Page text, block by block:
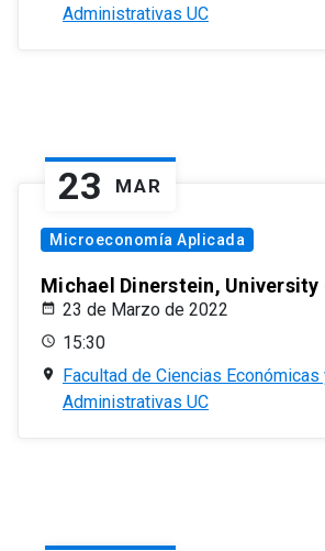
Administrativas UC
23 MAR
Microeconomía Aplicada
Michael Dinerstein, University
23 de Marzo de 2022
15:30
Facultad de Ciencias Económicas
Administrativas UC